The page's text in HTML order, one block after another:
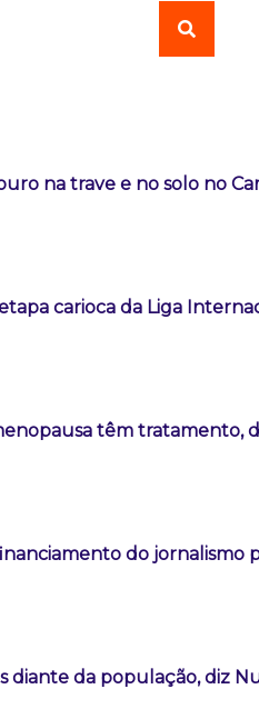
na trave e no solo no
carioca da Liga
têm tratamento,
do jornalismo
diante da população, diz